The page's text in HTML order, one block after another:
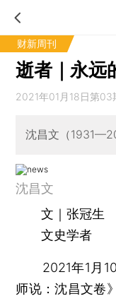
财新周刊
逝者｜永远
2021年01月18日第03
沈昌文（
沈昌文
文｜张冠生
文史学者
2021年1月10
师说：沈昌文卷